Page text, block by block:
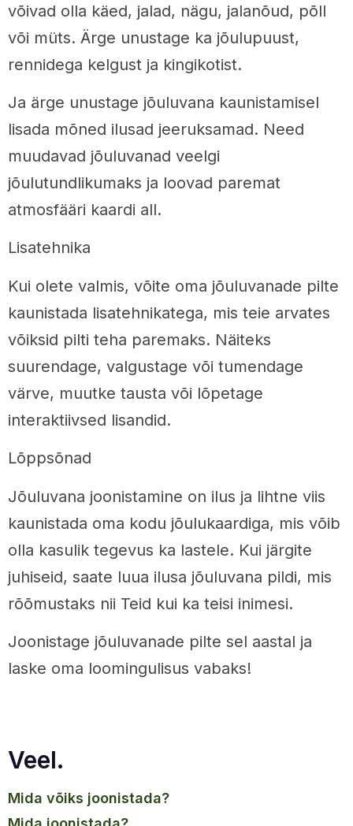
võivad olla käed, jalad, nägu, jalanõud, põll
või müts. Ärge unustage ka jõulupuust,
rennidega kelgust ja kingikotist.
Ja ärge unustage jõuluvana kaunistamisel
lisada mõned ilusad jeeruksamad. Need
muudavad jõuluvanad veelgi
jõulutundlikumaks ja loovad paremat
atmosfääri kaardi all.
Lisatehnika
Kui olete valmis, võite oma jõuluvanade pilte
kaunistada lisatehnikatega, mis teie arvates
võiksid pilti teha paremaks. Näiteks
suurendage, valgustage või tumendage
värve, muutke tausta või lõpetage
interaktiivsed lisandid.
Lõppsõnad
Jõuluvana joonistamine on ilus ja lihtne viis
kaunistada oma kodu jõulukaardiga, mis võib
olla kasulik tegevus ka lastele. Kui järgite
juhiseid, saate luua ilusa jõuluvana pildi, mis
rõõmustaks nii Teid kui ka teisi inimesi.
Joonistage jõuluvanade pilte sel aastal ja
laske oma loomingulisus vabaks!
Veel.
mida võiks joonistada?